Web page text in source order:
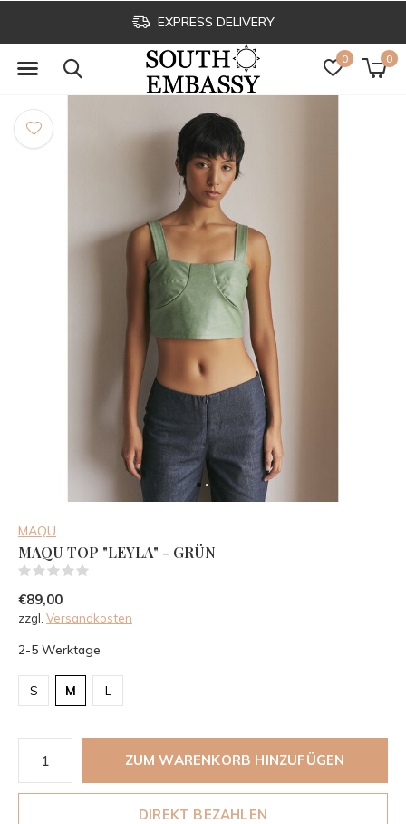
0 0
EXPRESS DELIVERY
MAQU
MAQU TOP "LEYLA" - GRÜN
€89,00
zzgl. Versandkosten
2-5 Werktage
S M L
ZUM WARENKORB HINZUFÜGEN
DIREKT BEZAHLEN